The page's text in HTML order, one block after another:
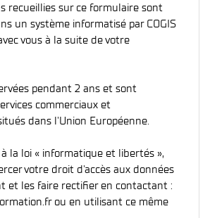
recueillies sur ce formulaire sont
un système informatisé par COGIS
vous à la suite de votre
pendant 2 ans et sont
commerciaux et
dans l'Union Européenne.
la loi « informatique et libertés »,
votre droit d'accès aux données
et les faire rectifier en contactant :
ou en utilisant ce même